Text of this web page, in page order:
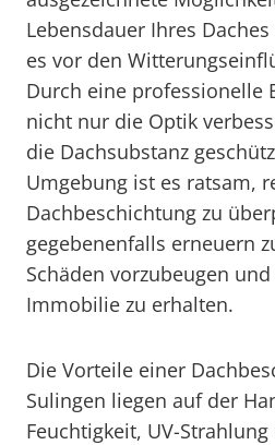
Lebensdauer Ihres
es vor den
Durch eine professionelle
nicht nur die Optik
die Dachsubstanz
Umgebung ist es ratsam,
Dachbeschichtung zu
gegebenenfalls erneuern
Schäden vorzubeugen
Immobilie zu erhalten.
Die Vorteile einer
Sulingen liegen auf der
Feuchtigkeit, UV-Strahlung